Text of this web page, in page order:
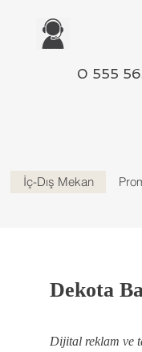
0 555
İç-Dış Mekan
Dekota
Dijital reklam ve